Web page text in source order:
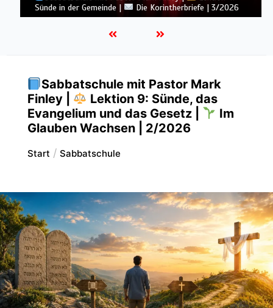
Sünde in der Gemeinde |
Die Korintherbriefe | 3/2026
Sabbatschule mit Pastor Mark
Finley |
Lektion 9: Sünde, das
Evangelium und das Gesetz |
Im
Glauben Wachsen | 2/2026
Start Sabbatschule